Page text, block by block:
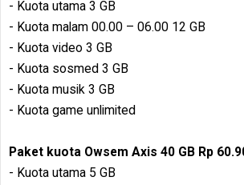
- Kuota utama 3 GB
- Kuota malam 00.00 – 06.00 12 GB
- Kuota video 3 GB
- Kuota sosmed 3 GB
- Kuota musik 3 GB
- Kuota game unlimited
Paket kuota Owsem Axis 40 GB Rp
- Kuota utama 5 GB